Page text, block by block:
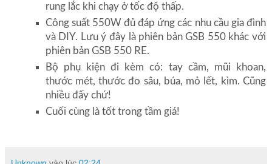
rung lắc khi chạy ở tốc độ thấp.
Công suất 550W đủ đáp ứng các nhu cầu gia đình
và DIY. Lưu ý đây là phiên bản GSB 550 khác với
phiên bản GSB 550 RE.
Bộ phụ kiện đi kèm có: tay cầm, mũi khoan,
thước mét, thước đo sâu, búa, mỏ lết, kìm. Cũng
nhiều đấy chứ!
Cuối cùng là tốt trong tầm giá!